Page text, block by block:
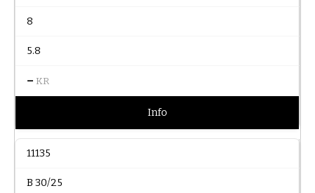
8
5.8
– KR
Info
11135
B 30/25